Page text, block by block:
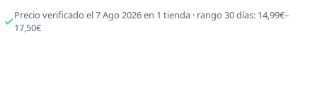
Precio verificado el 7 Ago 2026 en 1 tienda · rango 30 días: 14,99€–
17,50€